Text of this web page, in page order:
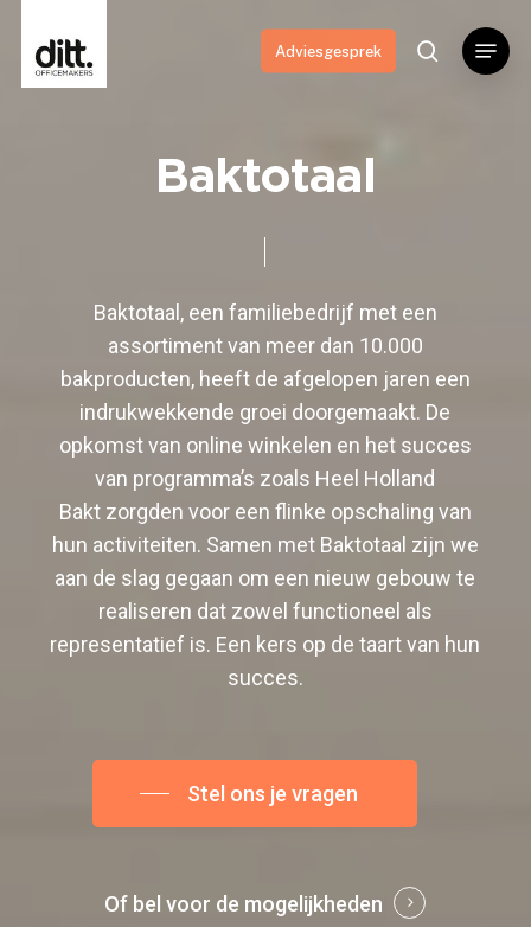
main
Adviesgesprek search
Menu
Baktotaal
Baktotaal, een familiebedrijf met een
assortiment van meer dan 10.000
bakproducten, heeft de afgelopen jaren een
indrukwekkende groei doorgemaakt. De
opkomst van online winkelen en het succes
van programma’s zoals Heel Holland
Baktzorgden voor een flinke opschaling van
hun activiteiten. Samen met Baktotaal zijn we
aan de slag gegaan om een nieuw gebouw te
realiseren dat zowel functioneel als
representatief is. Een kers op de taart van hun
succes.
Stel ons je vragen
Of bel voor de mogelijkheden